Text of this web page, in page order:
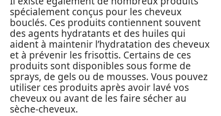
spécialement conçus pour les cheveux
bouclés. Ces produits contiennent souvent
des agents hydratants et des huiles qui
aident à maintenir l’hydratation des cheveux
et à prévenir les frisottis. Certains de ces
produits sont disponibles sous forme de
sprays, de gels ou de mousses. Vous pouvez
utiliser ces produits après avoir lavé vos
cheveux ou avant de les faire sécher au
sèche-cheveux.